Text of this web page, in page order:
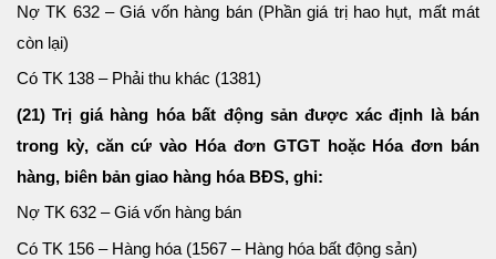
Nợ TK 632 – Giá vốn hàng bán (Phần giá trị hao hụt, mất mát
còn lại)
Có TK 138 – Phải thu khác (1381)
(21) Trị giá hàng hóa bất động sản được xác định là bán
trong kỳ, căn cứ vào Hóa đơn GTGT hoặc Hóa đơn bán
hàng, biên bản giao hàng hóa BĐS, ghi:
Nợ TK 632 – Giá vốn hàng bán
Có TK 156 – Hàng hóa (1567 – Hàng hóa bất động sản)